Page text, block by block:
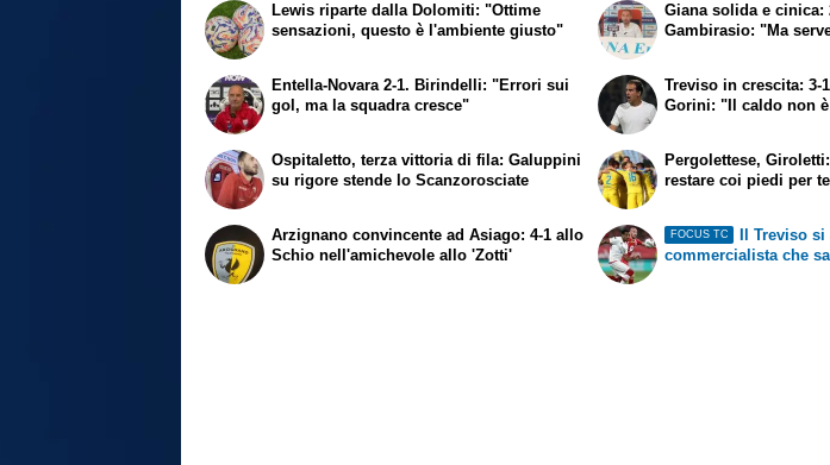
Lewis riparte dalla Dolomiti: "Ottime
sensazioni, questo è l'ambiente giusto"
Entella-Novara 2-1. Birindelli: "Errori sui
gol, ma la squadra cresce"
Giana solida e cinica:
Gambirasio: "Ma
Treviso in crescita: 3-
Gorini: "Il caldo non
Ospitaletto, terza vittoria di fila: Galuppini
su rigore stende lo Scanzorosciate
Arzignano convincente ad Asiago: 4-1 allo
Schio nell'amichevole allo 'Zotti'
Pergolettese,
restare coi piedi per
FOCUS TC
Il Treviso si
commercialista che